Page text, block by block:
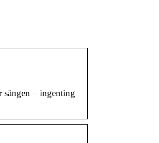
– ingenting